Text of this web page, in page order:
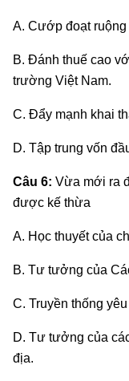
A. Cướp đoạt
B. Đánh thuế cao
trường Việt Nam.
C. Đẩy mạnh khai
D. Tập trung vốn
Câu 6: Vừa mới ra
được kế thừa
A. Học thuyết của
B. Tư tưởng của
C. Truyền thống
D. Tư tưởng của
địa.